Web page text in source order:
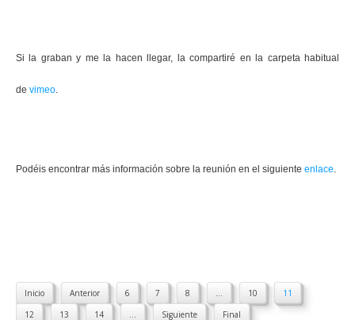
Si la graban y me la hacen llegar, la compartiré en la carpeta habitual
de vimeo
Podéis encontrar más información sobre la reunión en el siguiente enlace
Inicio Anterior 6 7 8 10
11
12
13 14 Siguiente Final